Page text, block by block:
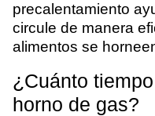
precalentamiento
circule de manera
alimentos se
¿Cuánto
horno de gas?